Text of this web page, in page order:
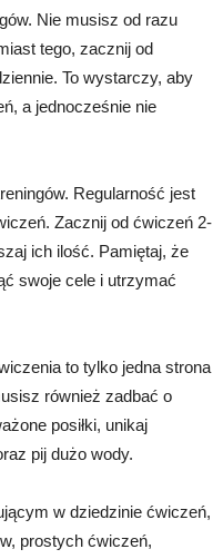
Nie musisz od razu
tego, zacznij od
To wystarczy, aby
a jednocześnie nie
Regularność jest
Zacznij od ćwiczeń 2-
ich ilość. Pamiętaj, że
swoje cele i utrzymać
to tylko jedna strona
również zadbać o
posiłki, unikaj
pij dużo wody.
w dziedzinie ćwiczeń,
prostych ćwiczeń,